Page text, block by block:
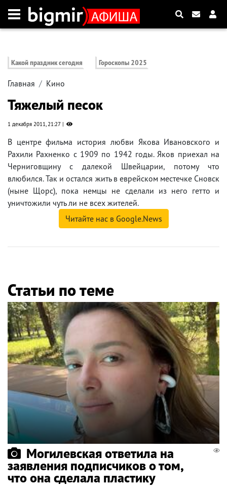
Какой праздник сегодня Гороскопы 2025
Главная Кино
Тяжелый песок
1 декабря 2011, 21:27
В центре фильма история любви Якова Ивановского и
Рахили Рахненко с 1909 по 1942 годы. Яков приехал на
Черниговщину с далекой Швейцарии, потому что
влюбился. Так и остался жить в еврейском местечке Сновск
(ныне Щорс), пока немцы не сделали из него гетто и
уничтожили чуть ли не всех жителей.
Читайте нас в Google.News
Статьи по теме
Могилевская ответила на
заявления подписчиков о том,
что она сделала пластику